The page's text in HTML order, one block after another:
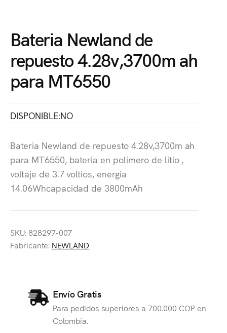
Bateria Newland de
repuesto 4.28v,3700m ah
para MT6550
DISPONIBLE:NO
Bateria Newland de repuesto 4.28v,3700m ah
para MT6550, bateria en polimero de litio ,
voltaje de 3.7 voltios, energia
14.06Whcapacidad de 3800mAh
SKU: 828297-007
Fabricante: NEWLAND
Envío Gratis
Para pedidos superiores a 700.000 COP en
Colombia.